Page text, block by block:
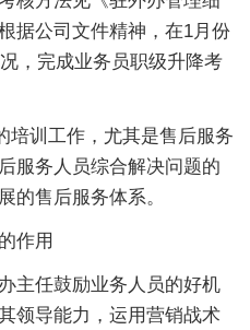
据公司文件精神，在1月份
，完成业务员职级升降考
训工作，尤其是售后服务
服务人员综合解决问题的
的售后服务体系。
作用
任鼓励业务人员的好机
领导能力，运用营销战术